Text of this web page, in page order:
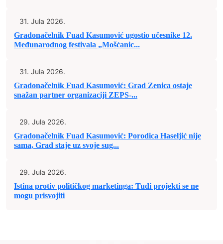
31. Jula 2026.
Gradonačelnik Fuad Kasumović ugostio učesnike 12.
Međunarodnog festivala „Mošćanic...
31. Jula 2026.
Gradonačelnik Fuad Kasumović: Grad Zenica ostaje
snažan partner organizaciji ZEPS-...
29. Jula 2026.
Gradonačelnik Fuad Kasumović: Porodica Haseljić nije
sama, Grad staje uz svoje sug...
29. Jula 2026.
Istina protiv političkog marketinga: Tuđi projekti se ne
mogu prisvojiti